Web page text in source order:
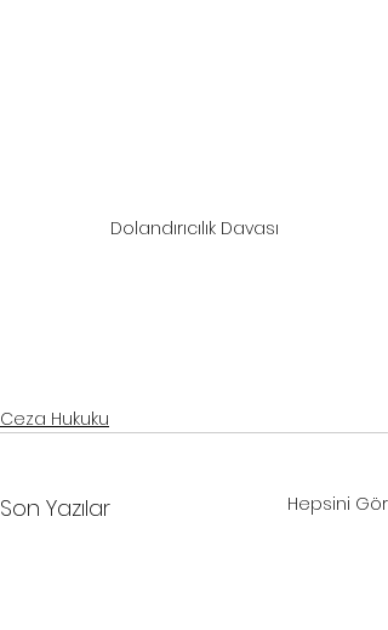
Dolandırıcılık Davası
Ceza Hukuku
Son Yazılar Hepsini Gör